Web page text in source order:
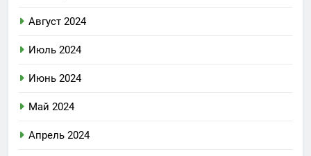
Август 2024
Июль 2024
Июнь 2024
Май 2024
Апрель 2024